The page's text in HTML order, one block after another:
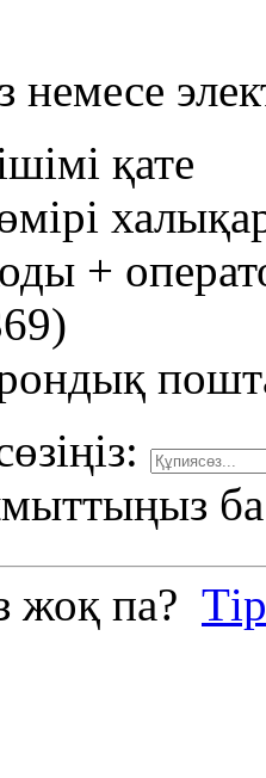
немесе
қате
+
жоқ па?